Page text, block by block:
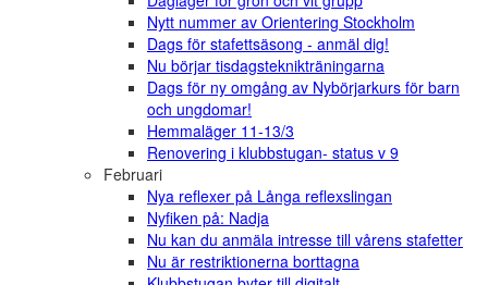
Nytt nummer av Orientering Stockholm
Dags för stafettsäsong - anmäl dig!
Nu börjar tisdagsteknikträningarna
Dags för ny omgång av Nybörjarkurs för barn
och ungdomar!
Hemmaläger 11-13/3
Renovering i klubbstugan- status v 9
Februari
Nya reflexer på Långa reflexslingan
Nyfiken på: Nadja
Nu kan du anmäla intresse till vårens stafetter
Nu är restriktionerna borttagna